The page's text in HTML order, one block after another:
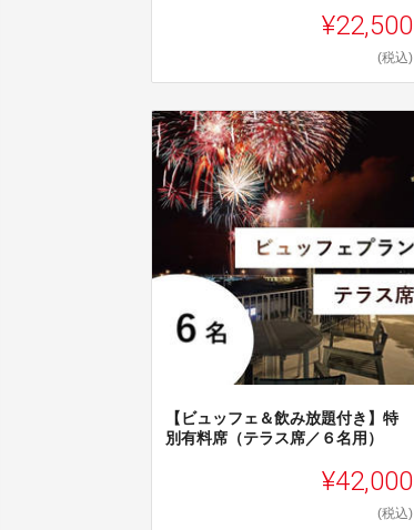
¥22,500
(税込)
【ビュッフェ＆飲み放題付き】特
別有料席（テラス席／６名用）
¥42,000
(税込)